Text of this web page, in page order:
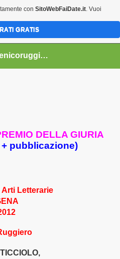
www.domenicoruggiero.it.gg
DELLA GIURIA
pubblicazione)
Letterarie
,
con SitoWebFaiDate.it. Vuoi
GRATIS